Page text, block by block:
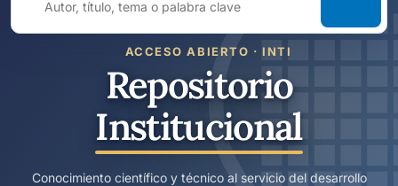
todo
ACCESO ABIERTO · INTI
Repositorio
Institucional
Conocimiento científico y técnico al servicio del desarrollo